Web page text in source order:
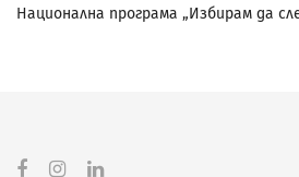
Национална програма „Избирам да